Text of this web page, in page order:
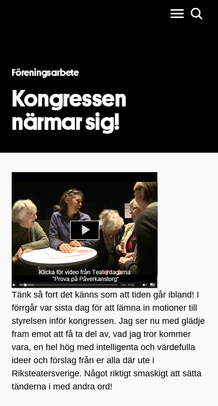
Föreningsarbete
Kongressen
närmar sig!
Tänk så fort det känns som att tiden går ibland! I
förrgår var sista dag för att lämna in motioner till
styrelsen inför kongressen. Jag ser nu med glädje
fram emot att få ta del av, vad jag tror kommer
vara, en hel hög med intelligenta och värdefulla
ideer och förslag från er alla där ute i
Riksteatersverige. Något riktigt smaskigt att sätta
tänderna i med andra ord!